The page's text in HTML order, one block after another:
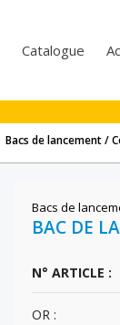
Catalogue
Bacs de lancement /
Bacs de
BAC DE
N° ARTICLE :
OR :